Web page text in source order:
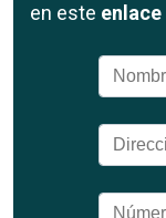
en este enlace